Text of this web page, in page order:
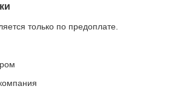
только по предоплате.